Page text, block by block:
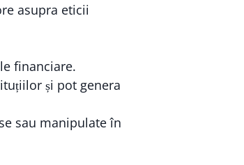
asupra eticii
financiare.
și pot genera
sau manipulate în